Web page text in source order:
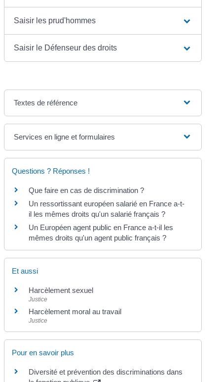
Saisir les prud'hommes
Saisir le Défenseur des droits
Textes de référence
Services en ligne et formulaires
Questions ? Réponses !
Que faire en cas de discrimination ?
Un ressortissant européen salarié en France a-t-
il les mêmes droits qu'un salarié français ?
Un Européen agent public en France a-t-il les
mêmes droits qu'un agent public français ?
Et aussi
Harcèlement sexuel
Justice
Harcèlement moral au travail
Justice
Pour en savoir plus
Diversité et prévention des discriminations dans